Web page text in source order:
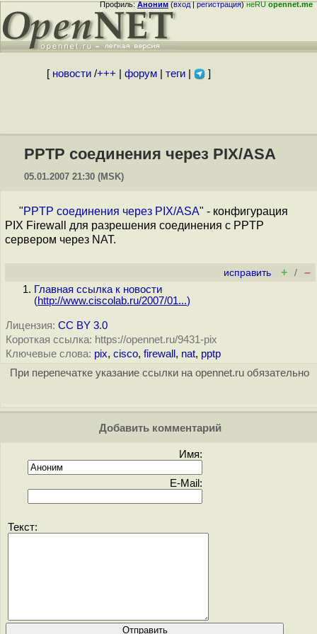
Профиль:Аноним(вход|регистрация)неRUopennet.me
[ новости/+++ форум| теги| ]
PPTP соединения через PIX/ASA
05.01.2007 21:30 (MSK)
"PPTP соединения через PIX/ASA" - конфигурация
PIX Firewall для разрешения соединения с PPTP
сервером через NAT.
исправить + / –
Главная ссылка к новости
(http://www.ciscolab.ru/2007/01...)
Лицензия: CC BY 3.0
Короткая ссылка: https://opennet.ru/9431-pix
Ключевые слова: pix, cisco, firewall , nat, pptp
При перепечатке указание ссылки на opennet.ru обязательно
Добавить комментарий
Имя:
E-Mail:
Текст: